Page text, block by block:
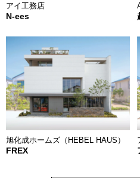
アイ工務店
N-ees
旭化成ホームズ（HEBEL HAUS）
FREX